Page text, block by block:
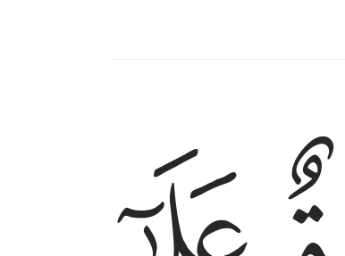
إِلَّا ٱلْحَقَّ ۚ قَدْ جِئْتُكُم بِبَيِّنَةٍۢ مِّن رَّبِّكُمْ فَأَرْسِلْ مَعِىَ بَنِىٓ